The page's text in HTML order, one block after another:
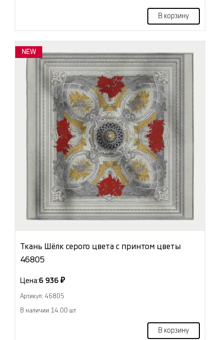
В корзину
NEW
Ткань Шёлк серого цвета с принтом цветы
46805
Цена:6 936 ₽
Артикул: 46805
В наличии 14.00 шт
В корзину